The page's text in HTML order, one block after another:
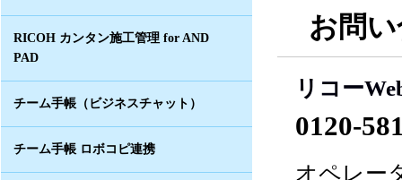
RICOH カンタン施工管理 for AND
PAD
チーム手帳（ビジネスチャット）
チーム手帳 ロボコピ連携
お問
リコー
0120-
オペレー